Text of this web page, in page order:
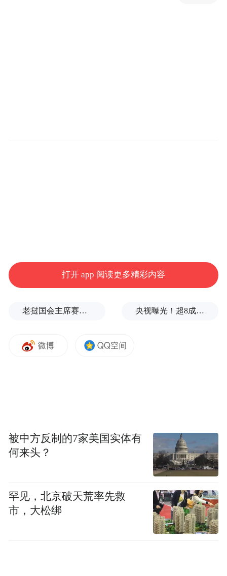
布，本平台仅提供信息存储空间服务。
Notice: The content above (including the videos,
pictures and audios if any) is uploaded and posted
platform and merely provides information storage
打开 app 阅读更多精彩内容
老挝国会主席赛宋蓬逝世 央视曝光！超8成睫毛胶样品检出致癌物，部分成分接近502胶！
被中方反制的7家美国实体有
何来头？
罕见，北京破天荒率先救
市，大松绑